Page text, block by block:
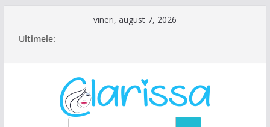
vineri, august 7, 2026
Ultimele: